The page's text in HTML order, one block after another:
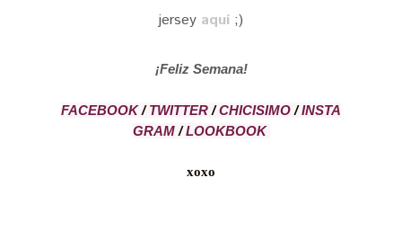
jersey aquí ;)
¡Feliz Semana!
FACEBOOK/TWITTER /CHICISIMO /INSTA
GRAM/LOOKBOOK
xoxo